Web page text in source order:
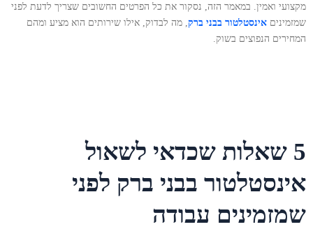
מקצועי ואמין. במאמר הזה, נסקור את כל הפרטים החשובים שצריך לדעת לפני
שמזמינים אינסטלטור בבני ברק , מה לבדוק, אילו שירותים הוא מציע ומהם
המחירים הנפוצים בשוק.
5 שאלות שכדאי לשאול
אינסטלטור בבני ברק לפני
שמזמינים עבודה